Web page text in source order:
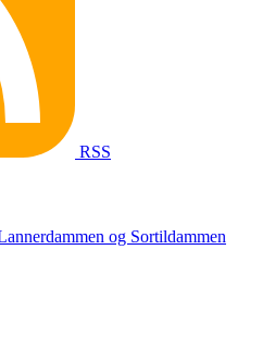
RSS
og Sortildammen